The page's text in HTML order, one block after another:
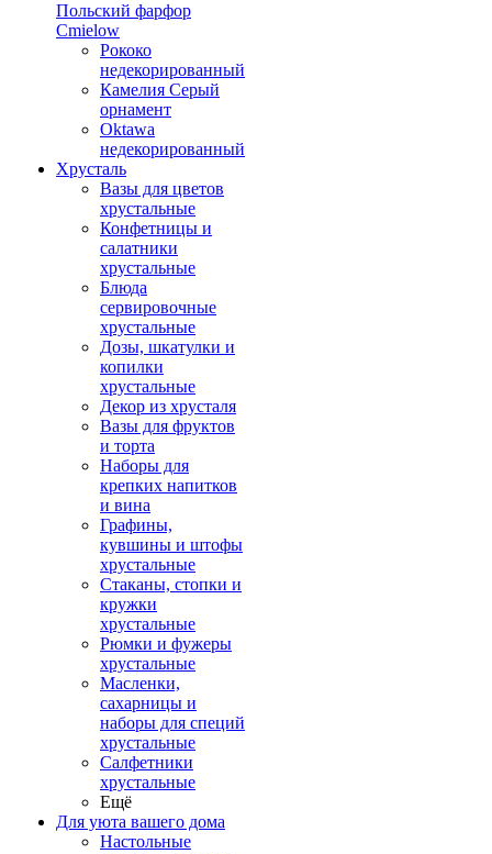
Польский фарфор
Сmielow
Рококо
недекорированный
Камелия Серый
орнамент
Oktawa
недекорированный
Хрусталь
Вазы для цветов
хрустальные
Конфетницы и
салатники
хрустальные
Блюда
сервировочные
хрустальные
Дозы, шкатулки и
копилки
хрустальные
Декор из хрусталя
Вазы для фруктов
и торта
Наборы для
крепких напитков
и вина
Графины,
кувшины и штофы
хрустальные
Стаканы, стопки и
кружки
хрустальные
Рюмки и фужеры
хрустальные
Масленки,
сахарницы и
наборы для специй
хрустальные
Салфетники
хрустальные
Ещё
Для уюта вашего дома
Настольные